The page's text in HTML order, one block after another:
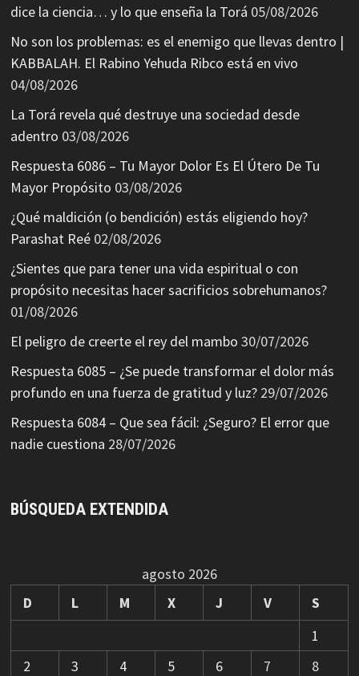
dice la ciencia… y lo que enseña la Torá 05/08/2026
No son los problemas: es el enemigo que llevas dentro |
KABBALAH. El Rabino Yehuda Ribco está en vivo
04/08/2026
La Torá revela qué destruye una sociedad desde
adentro 03/08/2026
Respuesta 6086 – Tu Mayor Dolor Es El Útero De Tu
Mayor Propósito 03/08/2026
¿Qué maldición (o bendición) estás eligiendo hoy?
Parashat Reé 02/08/2026
¿Sientes que para tener una vida espiritual o con
propósito necesitas hacer sacrificios sobrehumanos?
01/08/2026
El peligro de creerte el rey del mambo 30/07/2026
Respuesta 6085 – ¿Se puede transformar el dolor más
profundo en una fuerza de gratitud y luz? 29/07/2026
Respuesta 6084 – Que sea fácil: ¿Seguro? El error que
nadie cuestiona 28/07/2026
BÚSQUEDA EXTENDIDA
agosto 2026
D
L M X J V
S
1
2
3 4 5 6 7
8